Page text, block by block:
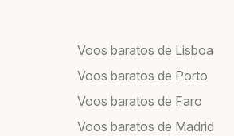
Voos baratos de Lisboa
Voos baratos de Porto
Voos baratos de Faro
Voos baratos de Madrid